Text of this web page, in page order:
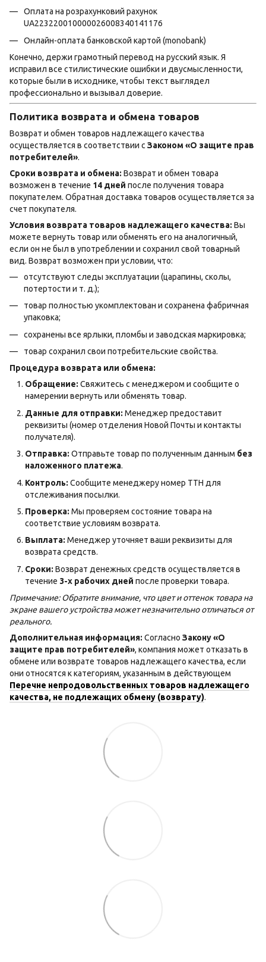
Оплата на розрахунковий рахунок
UA223220010000026008340141176
Онлайн-оплата банковской картой (monobank)
Конечно, держи грамотный перевод на русский язык. Я
исправил все стилистические ошибки и двусмысленности,
которые были в исходнике, чтобы текст выглядел
профессионально и вызывал доверие.
Политика возврата и обмена товаров
Возврат и обмен товаров надлежащего качества
осуществляется в соответствии с Законом «О защите прав
потребителей».
Сроки возврата и обмена: Возврат и обмен товара
возможен в течение 14 дней после получения товара
покупателем. Обратная доставка товаров осуществляется за
счет покупателя.
Условия возврата товаров надлежащего качества: Вы
можете вернуть товар или обменять его на аналогичный,
если он не был в употреблении и сохранил свой товарный
вид. Возврат возможен при условии, что:
отсутствуют следы эксплуатации (царапины, сколы,
потертости и т. д.);
товар полностью укомплектован и сохранена фабричная
упаковка;
сохранены все ярлыки, пломбы и заводская маркировка;
товар сохранил свои потребительские свойства.
Процедура возврата или обмена:
Обращение: Свяжитесь с менеджером и сообщите о
намерении вернуть или обменять товар.
Данные для отправки: Менеджер предоставит
реквизиты (номер отделения Новой Почты и контакты
получателя).
Отправка: Отправьте товар по полученным данным без
наложенного платежа.
Контроль: Сообщите менеджеру номер ТТН для
отслеживания посылки.
Проверка: Мы проверяем состояние товара на
соответствие условиям возврата.
Выплата: Менеджер уточняет ваши реквизиты для
возврата средств.
Сроки: Возврат денежных средств осуществляется в
течение 3-х рабочих дней после проверки товара.
Примечание: Обратите внимание, что цвет и оттенок товара на
экране вашего устройства может незначительно отличаться от
реального.
Дополнительная информация: Согласно Закону «О
защите прав потребителей», компания может отказать в
обмене или возврате товаров надлежащего качества, если
они относятся к категориям, указанным в действующем
Перечне непродовольственных товаров надлежащего
качества, не подлежащих обмену (возврату).